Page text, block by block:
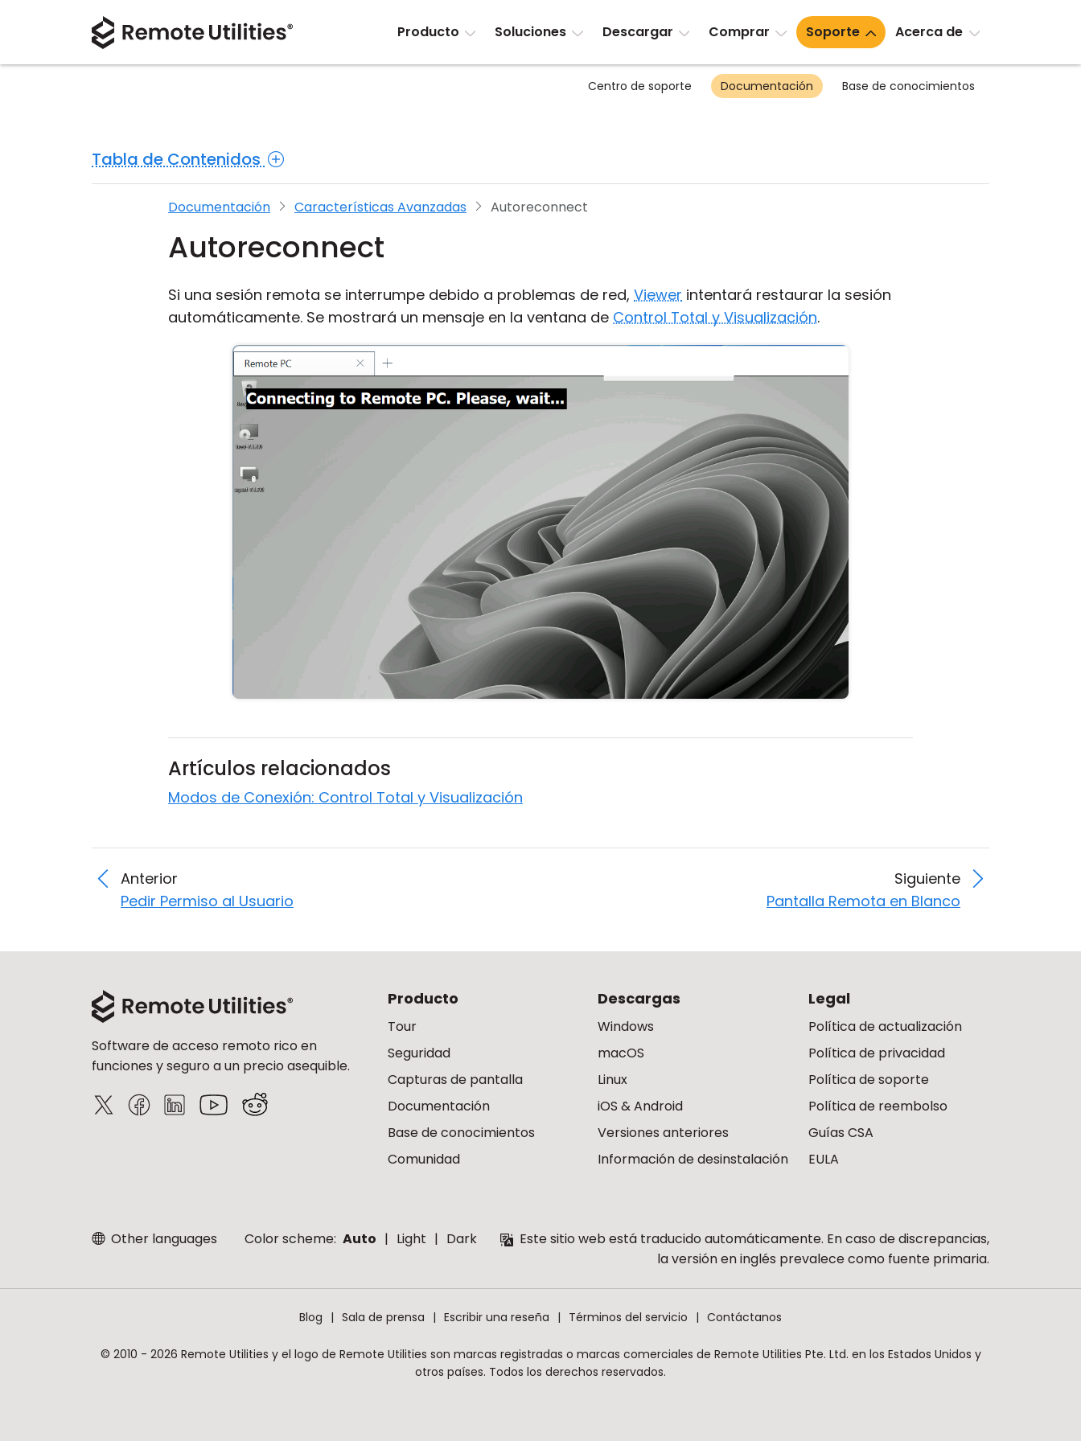
Producto Soluciones Descargar Comprar Soporte Acerca de
Centro de soporte Documentación Base de conocimientos
Tabla de Contenidos
Documentación Características Avanzadas Autoreconnect
Autoreconnect
Si una sesión remota se interrumpe debido a problemas de red, Viewer intentará restaurar la sesión
automáticamente. Se mostrará un mensaje en la ventana de Control Total y Visualización.
Artículos relacionados
Modos de Conexión: Control Total y Visualización
Anterior
Pedir Permiso al Usuario
Siguiente
Pantalla Remota en Blanco
Software de acceso remoto rico en
funciones y seguro a un precio asequible.
Producto
Tour
Seguridad
Capturas de pantalla
Documentación
Base de conocimientos
Comunidad
Descargas
Windows
macOS
Linux
iOS & Android
Versiones anteriores
Información de desinstalación
Legal
Política de actualización
Política de privacidad
Política de soporte
Política de reembolso
Guías CSA
EULA
Other languages Color scheme: Auto Light Dark
Este sitio web está traducido automáticamente. En caso de discrepancias,
la versión en inglés prevalece como fuente primaria.
Blog Sala de prensa Escribir una reseña Términos del servicio Contáctanos
© 2010 - 2026 Remote Utilities y el logo de Remote Utilities son marcas registradas o marcas comerciales de Remote Utilities Pte. Ltd. en los Estados Unidos y
otros países. Todos los derechos reservados.